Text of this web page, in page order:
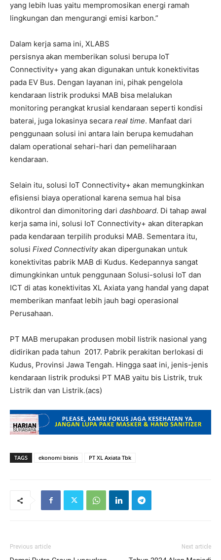
yang lebih luas yaitu mempromosikan energi ramah
lingkungan dan mengurangi emisi karbon.”
Dalam kerja sama ini, XLABS
persisnya akan memberikan solusi berupa IoT
Connectivity+ yang akan digunakan untuk konektivitas
pada EV Bus. Dengan layanan ini, pihak pengelola
kendaraan listrik produksi MAB bisa melalukan
monitoring perangkat krusial kendaraan seperti kondisi
baterai, juga lokasinya secara real time. Manfaat dari
penggunaan solusi ini antara lain berupa kemudahan
dalam operational sehari-hari dan pemeliharaan
kendaraan.
Selain itu, solusi IoT Connectivity+ akan memungkinkan
efisiensi biaya operational karena semua hal bisa
dikontrol dan dimonitoring dari dashboard. Di tahap awal
kerja sama ini, solusi IoT Connectivity+ akan diterapkan
pada kendaraan terpilih produksi MAB. Sementara itu,
solusi Fixed Connectivityakan dipergunakan untuk
konektivitas pabrik MAB di Kudus. Kedepannya sangat
dimungkinkan untuk penggunaan Solusi-solusi IoT dan
ICT di atas konektivitas XL Axiata yang handal yang dapat
memberikan manfaat lebih jauh bagi operasional
Perusahaan.
PT MAB merupakan produsen mobil listrik nasional yang
didirikan pada tahun 2017. Pabrik perakitan berlokasi di
Kudus, Provinsi Jawa Tengah. Hingga saat ini, jenis-jenis
kendaraan listrik produksi PT MAB yaitu bis Listrik, truk
Listrik dan van Listrik.(acs)
TAGS ekonomi bisnis PT XL Axiata Tbk
Previous article Next article